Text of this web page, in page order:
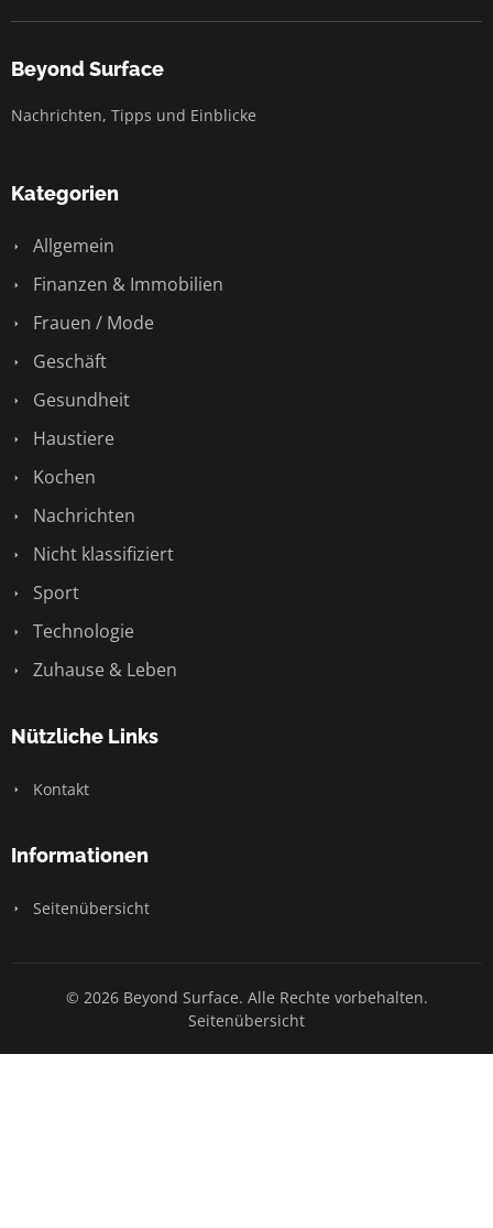
Beyond Surface
Nachrichten, Tipps und Einblicke
Kategorien
Allgemein
Finanzen & Immobilien
Frauen / Mode
Geschäft
Gesundheit
Haustiere
Kochen
Nachrichten
Nicht klassifiziert
Sport
Technologie
Zuhause & Leben
Nützliche Links
Kontakt
Informationen
Seitenübersicht
© 2026 Beyond Surface. Alle Rechte vorbehalten.
Seitenübersicht